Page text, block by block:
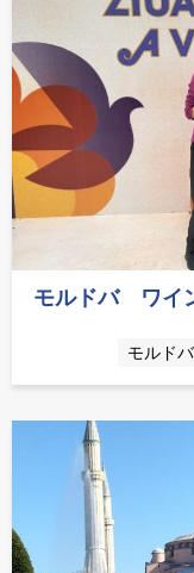
モルドバ ワイ
モルドバ